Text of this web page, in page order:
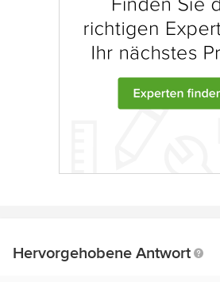
Hervorgehobene Antwort